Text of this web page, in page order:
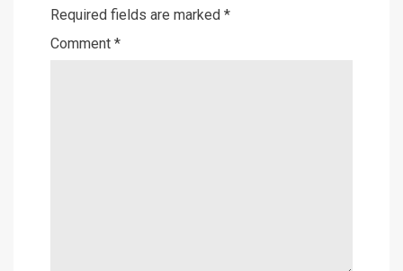
Required fields are marked *
Comment *